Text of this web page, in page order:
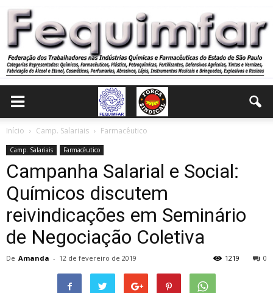
Início Camp. Salariais Farmacêutico
Camp. Salariais Farmacêutico
Campanha Salarial e Social:
Químicos discutem
reivindicações em Seminário
de Negociação Coletiva
De Amanda - 12 de fevereiro de 2019 0
1219